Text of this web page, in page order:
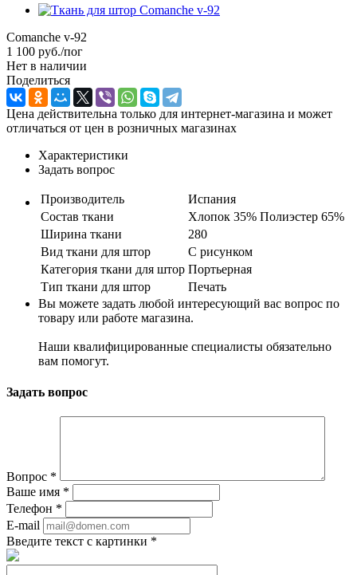
Comanche v-92
1 100 руб./пог
Нет в наличии
Поделиться
Цена действительна только для интернет-магазина и может
отличаться от цен в розничных магазинах
Характеристики
Задать вопрос
Производитель
Испания
Состав ткани
Хлопок 35% Полиэстер 65%
Ширина ткани
280
Вид ткани для штор
С рисунком
Категория ткани для штор Портьерная
Тип ткани для штор
Печать
Вы можете задать любой интересующий вас вопрос по
товару или работе магазина.
Наши квалифицированные специалисты обязательно
вам помогут.
Задать вопрос
Вопрос *
Ваше имя *
Телефон *
E-mail
Введите текст с картинки *